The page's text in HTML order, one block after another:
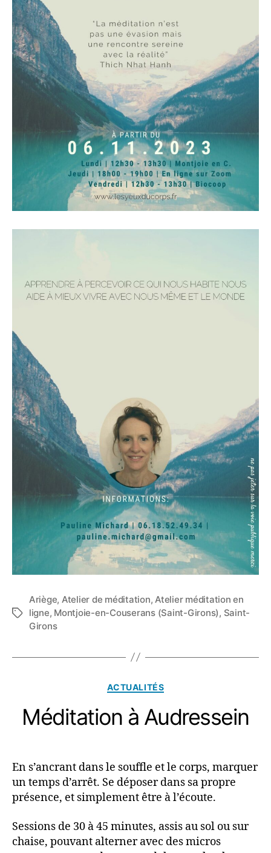
Étiquettes
Ariège, Atelier de méditation, Atelier méditation en
ligne, Montjoie-en-Couserans (Saint-Girons), Saint-
Girons
Catégories
ACTUALITÉS
Méditation à Audressein
En s’ancrant dans le souffle et le corps, marquer
un temps d’arrêt. Se déposer dans sa propre
présence, et simplement être à l’écoute.
Sessions de 30 à 45 minutes, assis au sol ou sur
chaise, pouvant alterner avec des micros